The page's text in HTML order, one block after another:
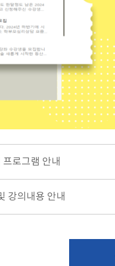
로그램 안내
강의내용 안내